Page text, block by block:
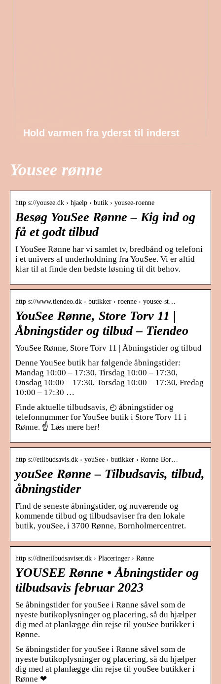
Hold varmen fra yderst til inderst
Yousee rønne
http s://yousee.dk › hjaelp › butik › yousee-roenne
Besøg YouSee Rønne – Kig ind og
få et godt tilbud
I YouSee Rønne har vi samlet tv, bredbånd og telefoni
i et univers af underholdning fra YouSee. Vi er altid
klar til at finde den bedste løsning til dit behov.
http s://www.tiendeo.dk › butikker › roenne › yousee-st…
YouSee Rønne, Store Torv 11 |
Åbningstider og tilbud – Tiendeo
YouSee Rønne, Store Torv 11 | Åbningstider og tilbud
Denne YouSee butik har følgende åbningstider:
Mandag 10:00 – 17:30, Tirsdag 10:00 – 17:30,
Onsdag 10:00 – 17:30, Torsdag 10:00 – 17:30, Fredag
10:00 – 17:30 …
Finde aktuelle tilbudsavis, ◴ åbningstider og
telefonnummer for YouSee butik i Store Torv 11 i
Rønne. ☝ Læs mere her!
http s://etilbudsavis.dk › youSee › butikker › Ronne-Bor…
youSee Rønne – Tilbudsavis, tilbud,
åbningstider
Find de seneste åbningstider, og nuværende og
kommende tilbud og tilbudsaviser fra den lokale
butik, youSee, i 3700 Rønne, Bornholmercentret.
http s://dinetilbudsaviser.dk › Placeringer › Rønne
YOUSEE Rønne • Åbningstider og
tilbudsavis februar 2023
Se åbningstider for youSee i Rønne såvel som de
nyeste butikoplysninger og placering, så du hjælper
dig med at planlægge din rejse til youSee butikker i
Rønne.
Se åbningstider for youSee i Rønne såvel som de
nyeste butikoplysninger og placering, så du hjælper
dig med at planlægge din rejse til youSee butikker i
Rønne ❤